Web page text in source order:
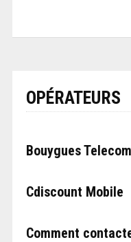
OPÉRATEURS
Bouygues
Cdiscount Mobile
Comment